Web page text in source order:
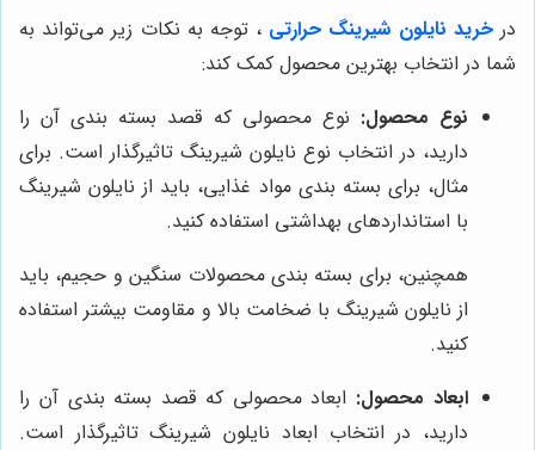
درخرید نایلون شیرینگ حرارتی ، توجه به نکات زیر می‌تواند به
شما در انتخاب بهترین محصول کمک کند:
نوع محصول: نوع محصولی که قصد بسته بندی آن را
دارید، در انتخاب نوع نایلون شیرینگ تاثیرگذار است. برای
مثال، برای بسته بندی مواد غذایی، باید از نایلون شیرینگ
با استانداردهای بهداشتی استفاده کنید.
همچنین، برای بسته بندی محصولات سنگین و حجیم، باید
از نایلون شیرینگ با ضخامت بالا و مقاومت بیشتر استفاده
کنید.
ابعاد محصول: ابعاد محصولی که قصد بسته بندی آن را
دارید، در انتخاب ابعاد نایلون شیرینگ تاثیرگذار است.